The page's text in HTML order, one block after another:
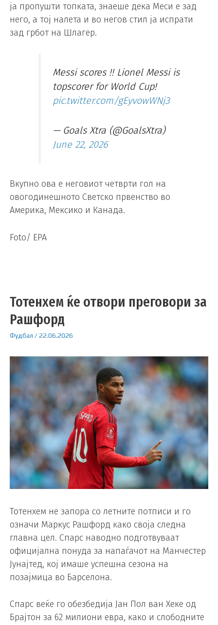
ја пропушти топката, знаеше дека Меси е зад
него, а тој налета и во негов стил ја испрати
зад грбот на Шлагер.
Messi scores !! Lionel Messi is
topscorer for World Cup!
pic.twitter.com/gEyvowWNj3
— Goals Xtra (@GoalsXtra)
June 22, 2026
Вкупно ова е неговиот четврти гол на
овогодинешното Светско првенство во
Америка, Мексико и Канада.
Foto/ EPA
Тотенхем ќе отвори преговори за
Рашфорд
Фудбал /22.06.2026
Тотенхем не запора со летните потписи и го
означи Маркус Рашфорд како своја следна
главна цел. Спарс наводно подготвуваат
официјална понуда за напаѓачот на Манчестер
Јунајтед, кој имаше успешна сезона на
позајмица во Барселона.
Спарс веќе го обезбедија Јан Пол ван Хеке од
Брајтон за 62 милиони евра, како и слободните